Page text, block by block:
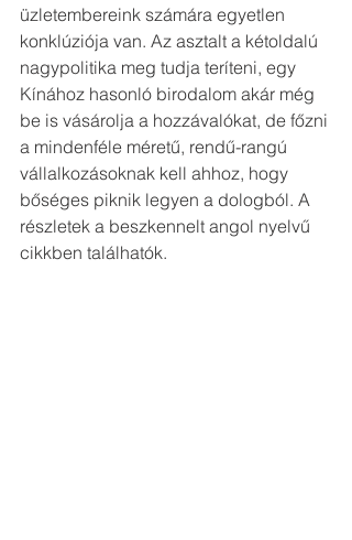
üzletembereink számára egyetlen
konklúziója van. Az asztalt a kétoldalú
nagypolitika meg tudja teríteni, egy
Kínához hasonló birodalom akár még
be is vásárolja a hozzávalókat, de főzni
a mindenféle méretű, rendű-rangú
vállalkozásoknak kell ahhoz, hogy
bőséges piknik legyen a dologból. A
részletek a beszkennelt angol nyelvű
cikkben találhatók.